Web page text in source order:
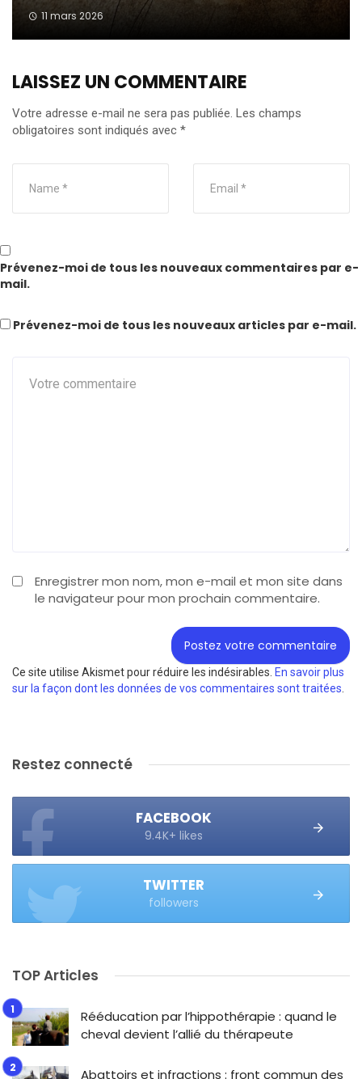
11 mars 2026
LAISSEZ UN COMMENTAIRE
Votre adresse e-mail ne sera pas publiée. Les champs
obligatoires sont indiqués avec *
Enregistrer mon nom, mon e-mail et mon site dans
le navigateur pour mon prochain commentaire.
Prévenez-moi de tous les nouveaux commentaires par e-
mail.
Prévenez-moi de tous les nouveaux articles par e-mail.
Ce site utilise Akismet pour réduire les indésirables. En savoir plus
sur la façon dont les données de vos commentaires sont traitées
Restez connecté
FACEBOOK
9.4K+ likes
TWITTER
followers
TOP Articles
Rééducation par l’hippothérapie : quand le
cheval devient l’allié du thérapeute
Abattoirs et infractions : front commun des